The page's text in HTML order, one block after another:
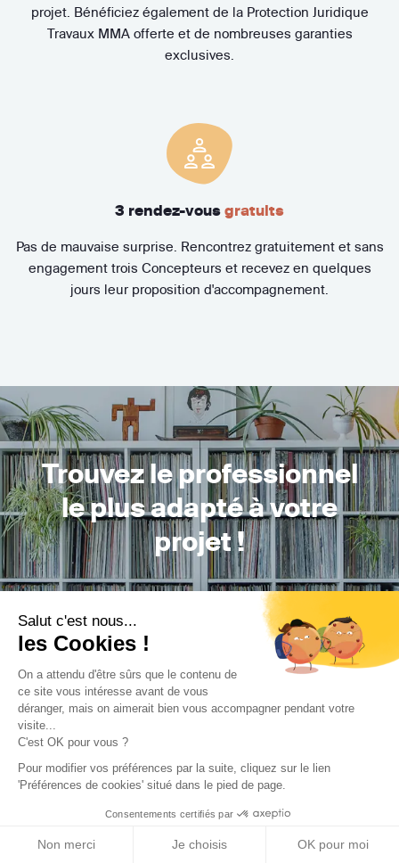
Salut c'est nous...
les Cookies !
On a attendu d'être sûrs que le contenu de
ce site vous intéresse avant de vous
déranger, mais on aimerait bien vous accompagner pendant votre
visite...
C'est OK pour vous ?
Pour modifier vos préférences par la suite, cliquez sur le lien
'Préférences de cookies' situé dans le pied de page.
Consentements certifiés par
Non merci Je choisis OK pour moi
projet. Bénéficiez également de la Protection Juridique
Travaux MMA offerte et de nombreuses garanties
exclusives.
3 rendez-vous gratuits
Pas de mauvaise surprise. Rencontrez gratuitement et sans
engagement trois Concepteurs et recevez en quelques
jours leur proposition d'accompagnement.
Trouvez le professionnel
le plus adapté à votre
projet !
Trouver mon Concepteur
Trouver une réalisation/Construction neuve/ Logements
collectifs/ 57 logements - Gabriel Péri